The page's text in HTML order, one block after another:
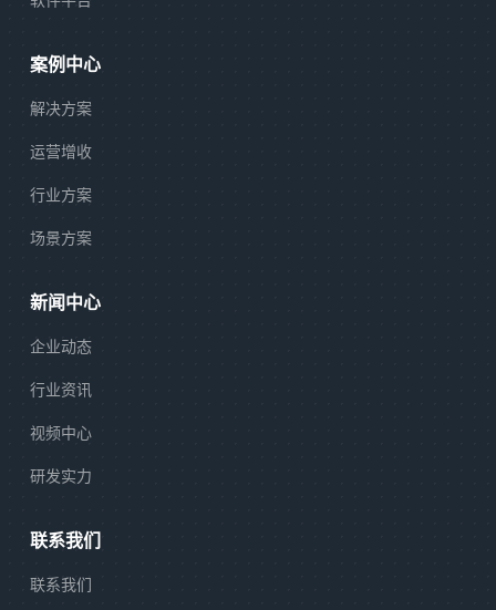
案例中心
解决方案
运营增收
行业方案
场景方案
新闻中心
企业动态
行业资讯
视频中心
研发实力
联系我们
联系我们